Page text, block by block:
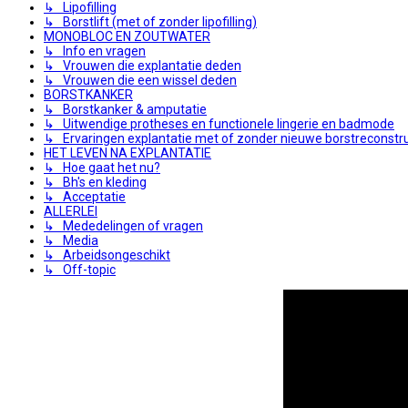
↳ Lipofilling
↳ Borstlift (met of zonder lipofilling)
MONOBLOC EN ZOUTWATER
↳ Info en vragen
↳ Vrouwen die explantatie deden
↳ Vrouwen die een wissel deden
BORSTKANKER
↳ Borstkanker & amputatie
↳ Uitwendige protheses en functionele lingerie en badmode
↳ Ervaringen explantatie met of zonder nieuwe
HET LEVEN NA EXPLANTATIE
↳ Hoe gaat het nu?
↳ Bh's en kleding
↳ Acceptatie
ALLERLEI
↳ Mededelingen of vragen
↳ Media
↳ Arbeidsongeschikt
↳ Off-topic